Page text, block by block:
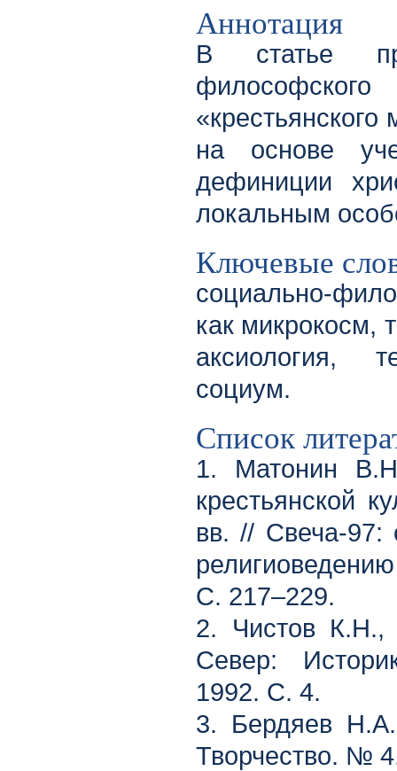
Аннотация
В статье
философского
на основе
дефиниции
локальным
Ключевые
социально-
как микрокосм,
аксиология,
социум.
Список
1. Матонин
крестьянской
вв. // Свеча-97:
С. 217–229.
2. Чистов К.Н.,
Север:
1992. С. 4.
3. Бердяев
Творчество. №